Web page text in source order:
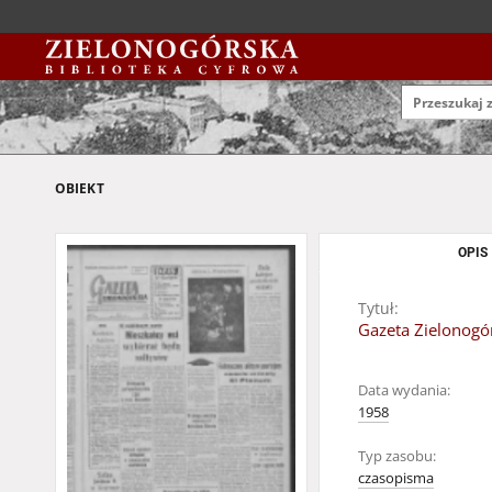
OBIEKT
OPIS
Tytuł:
Gazeta
Data wydania:
1958
Typ zasobu:
czasopisma